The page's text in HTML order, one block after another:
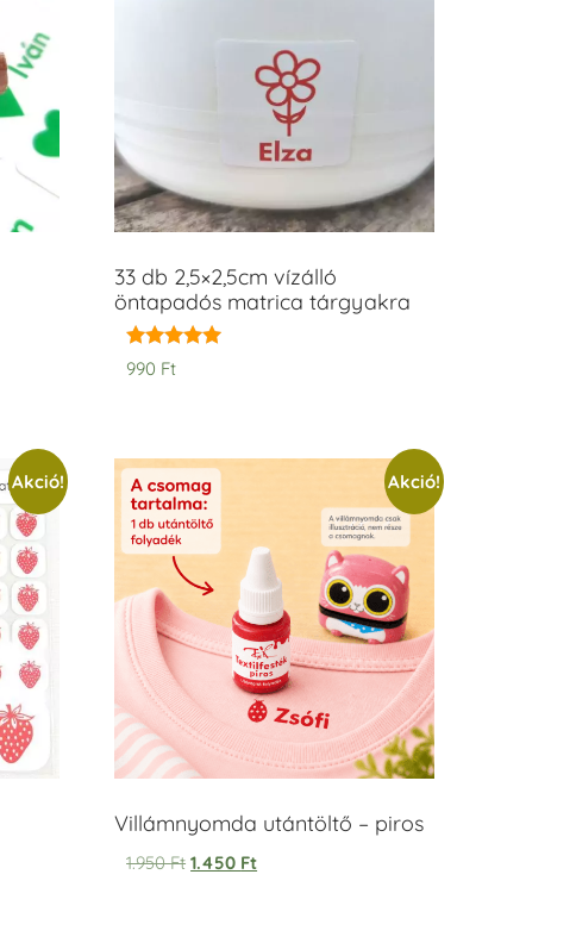
33 db 2,5×2,5cm vízálló
öntapadós matrica tárgyakra
Értékelés:
5.00
990 Ft
Akció! Akció!
Villámnyomda utántöltő – piros
1.950Ft 1.450 Ft